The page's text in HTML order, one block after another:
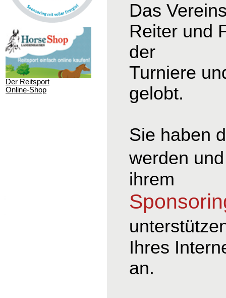
Der Reitsport
Online-Shop
Das
Reiter und
der
Turniere
gelobt.
Sie haben
werden
ihrem
Ihres
an.